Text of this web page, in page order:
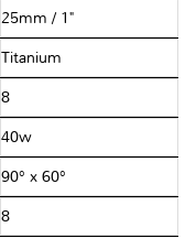
25mm / 1"
Titanium
8Ω
40w
90° x 60°
8Ω